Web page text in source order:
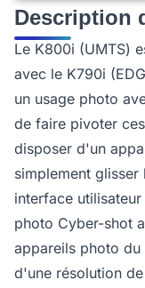
Description
Le K800i (UMTS)
avec le K790i
un usage photo
de faire pivoter
disposer d'un
simplement
interface
photo Cyber-shot
appareils photo
d'une résolution